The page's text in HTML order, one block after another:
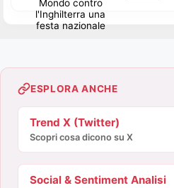
ESPLORA ANCHE
Trend X (Twitter)
Scopri cosa dicono su X
Social & Sentiment Analisi